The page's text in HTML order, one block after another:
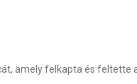
amely felkapta és feltette